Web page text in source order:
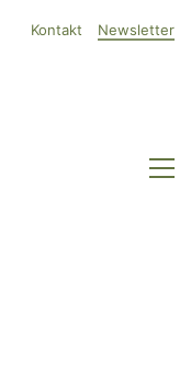
Kontakt Newsletter